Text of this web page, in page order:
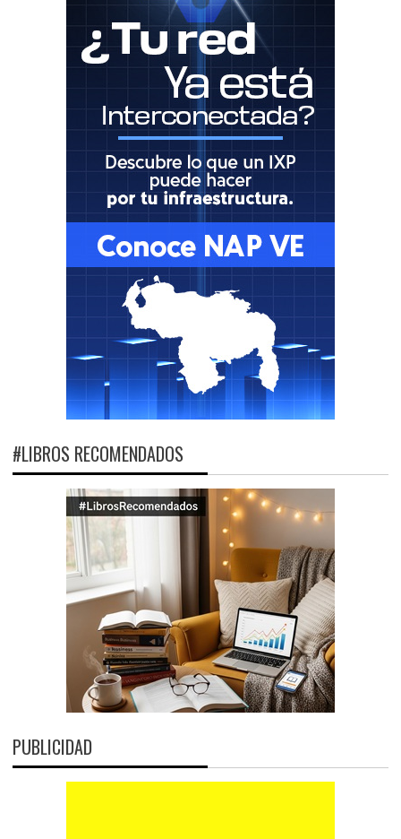
#LIBROS RECOMENDADOS
PUBLICIDAD